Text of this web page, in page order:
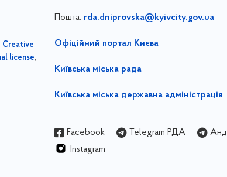
Creative
license,
Пошта: rda.dniprovska@kyivcity.gov.ua
Офіційний портал Києва
Київська міська рада
Київська міська державна адміністрація
Facebook Telegram РДА
Instagram